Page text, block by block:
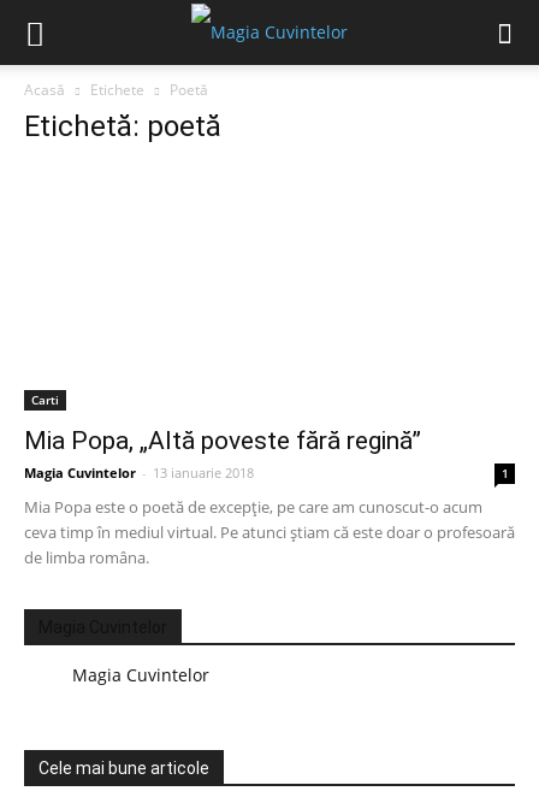
Acasă Etichete Poetă
Etichetă: poetă
Carti
Mia Popa, „Altă poveste fără regină”
Magia Cuvintelor - 13 ianuarie 2018 1
Mia Popa este o poetă de excepție, pe care am cunoscut-o acum
ceva timp în mediul virtual. Pe atunci știam că este doar o profesoară
de limba româna.
Magia Cuvintelor
Cele mai bune articole